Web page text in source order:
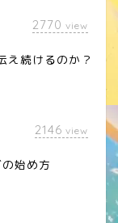
2770 view
え続けるのか？
2146 view
の始め方